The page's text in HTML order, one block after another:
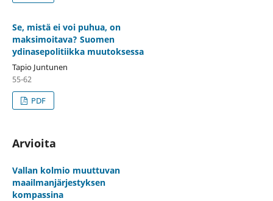
Se, mistä ei voi puhua, on
maksimoitava? Suomen
ydinasepolitiikka muutoksessa
Tapio Juntunen
55-62
PDF
Arvioita
Vallan kolmio muuttuvan
maailmanjärjestyksen
kompassina